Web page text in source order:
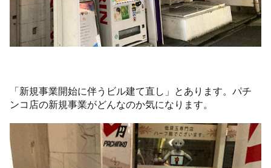
「新規事業開始に伴うビル建て直し」とあります。パチ
ンコ店の新規事業がどんなのか気になります。